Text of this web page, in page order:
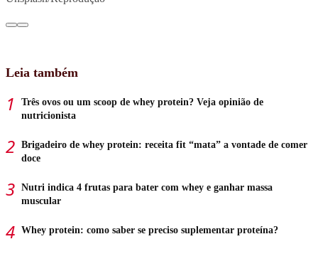
Leia também
Três ovos ou um scoop de whey protein? Veja opinião de
nutricionista
Brigadeiro de whey protein: receita fit “mata” a vontade de comer
doce
Nutri indica 4 frutas para bater com whey e ganhar massa
muscular
Whey protein: como saber se preciso suplementar proteína?